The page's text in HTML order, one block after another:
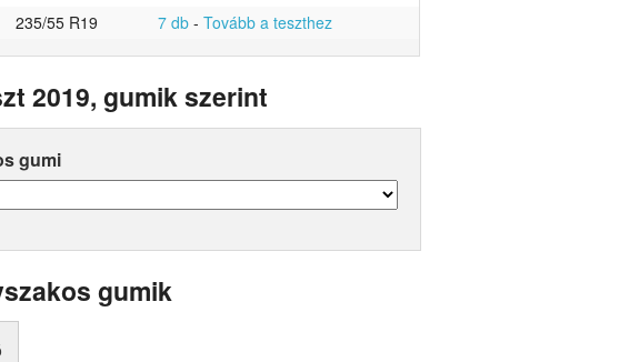
235/55 R19 7 db -Tovább a teszthez
2019, gumik szerint
gumi
gumik